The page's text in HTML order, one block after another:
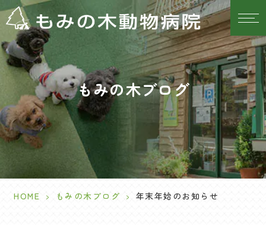
もみの木ブログ
HOME > もみの木ブログ > 年末年始のお知らせ